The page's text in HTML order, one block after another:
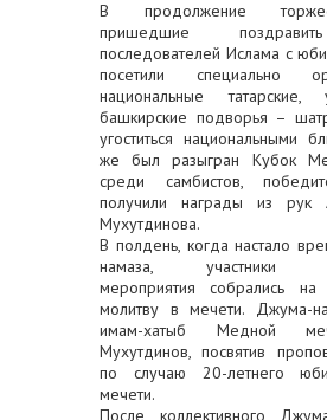
В продолжение
пришедшие
последователей Ислама с
посетили специально
национальные татарские,
башкирские подворья –
угоститься национальными
же был разыгран Кубок
среди самбистов,
получили награды из рук
Мухутдинова.
В полдень, когда настало
намаза, участники
мероприятия собрались на
молитву в мечети. Джума-
имам-хатыб Медной
Мухутдинов, посвятив
по случаю 20-летнего
мечети.
После коллективного